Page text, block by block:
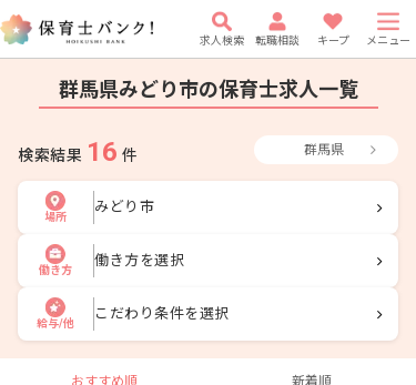
求人検索 転職相談 キープ メニュー
群馬県みどり市の保育士求人一覧
検索結果 16 件 群馬県
場所
みどり市
働き方
働き方を選択
給与/他
こだわり条件を選択
おすすめ順 新着順